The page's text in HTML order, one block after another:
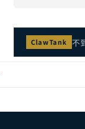
6 OpenClaw
ClawTank 不